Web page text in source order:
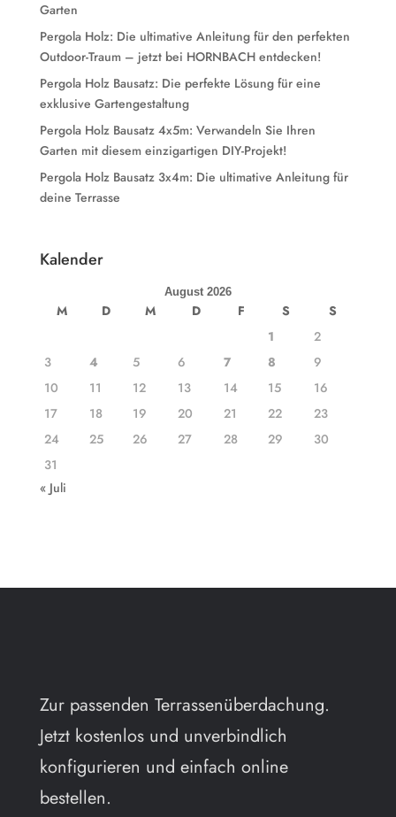
Garten
Pergola Holz: Die ultimative Anleitung für den perfekten
Outdoor-Traum – jetzt bei HORNBACH entdecken!
Pergola Holz Bausatz: Die perfekte Lösung für eine
exklusive Gartengestaltung
Pergola Holz Bausatz 4x5m: Verwandeln Sie Ihren
Garten mit diesem einzigartigen DIY-Projekt!
Pergola Holz Bausatz 3x4m: Die ultimative Anleitung für
deine Terrasse
Kalender
August 2026
M D M D F S
S
1
2
3
4 5 6 7 8
9
10
11 12 13 14 15
16
17
18 19 20 21 22
23
24
25 26 27 28 29
30
31
« Juli
Zur passenden Terrassenüberdachung.
Jetzt kostenlos und unverbindlich
konfigurieren und einfach online
bestellen.